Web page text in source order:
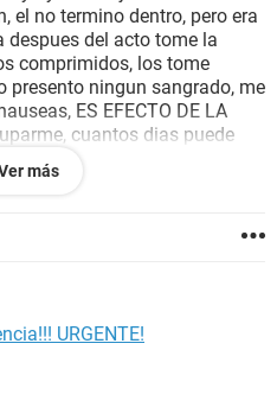
el no termino dentro, pero era
del acto tome la
comprimidos, los tome
presento ningun sangrado, me
ES EFECTO DE LA
cuantos dias puede
deprivacion? afecta que la
3 de junio, paso solo 1
más
URGENTE!